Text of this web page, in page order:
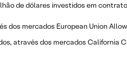
de dólares investidos em
dos mercados European Union
através dos mercados California